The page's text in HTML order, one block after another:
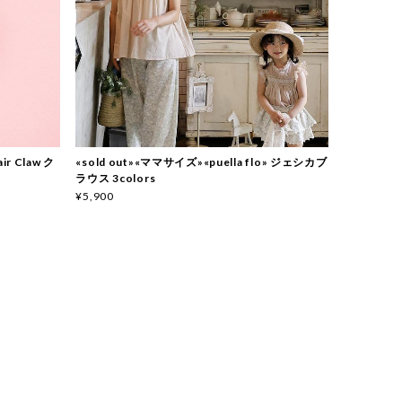
Claw ク
«sold out»«ママサイズ»«puella flo» ジェシカブ
ラウス 3colors
¥5,900